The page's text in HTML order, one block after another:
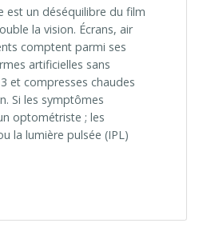
est un déséquilibre du film
la vision. Écrans, air
comptent parmi ses
artificielles sans
et compresses chaudes
Si les symptômes
optométriste ; les
la lumière pulsée (IPL)